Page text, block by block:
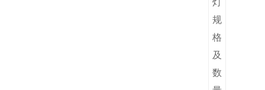
灯
规
格
及
数